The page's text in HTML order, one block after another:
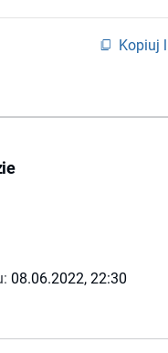
Kopiuj
08.06.2022, 22:30